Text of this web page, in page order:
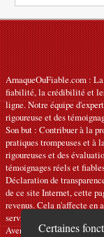
Certaines
ArnaqueOuFiable.com :
fiabilité, la crédibilité et
ligne. Notre équipe
rigoureuse et des
Son but : Contribuer à la
pratiques trompeuses et à
rigoureuses et des
témoignages réels et
Déclaration de
de ce site Internet, cette
revenus. Cela n'affecte en
service.
Avertissements : Nos